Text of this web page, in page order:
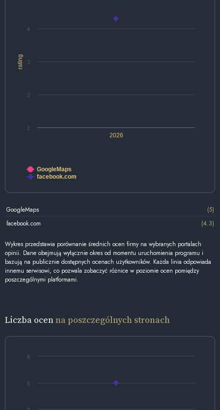
rating
2026
1
2
3
4
GoogleMaps
facebook.com
GoogleMaps
(5)
facebook.com
(4.3)
Wykres przedstawia porównanie średnich ocen firmy na wybranych portalach
opinii. Dane obejmują wyłącznie okres od momentu uruchomienia programu i
bazują na publicznie dostępnych ocenach użytkowników. Każda linia odpowiada
innemu serwisowi, co pozwala zobaczyć różnice w poziomie ocen pomiędzy
poszczególnymi platformami.
Liczba ocenna poszczególnych stronach
5
6